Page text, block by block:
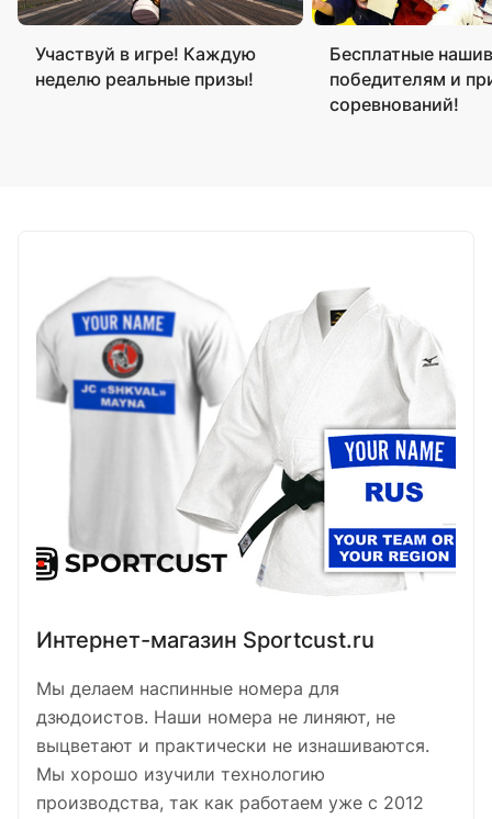
Участвуй в игре! Каждую
неделю реальные призы!
Бесплатные
победителям и
соревнований!
Интернет-магазин Sportcust.ru
Мы делаем наспинные номера для
дзюдоистов. Наши номера не линяют, не
выцветают и практически не изнашиваются.
Мы хорошо изучили технологию
производства, так как работаем уже с 2012